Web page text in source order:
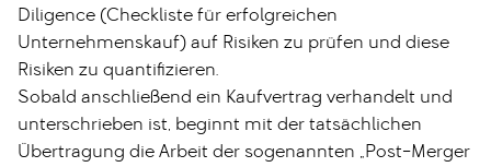
Diligence (Checkliste für erfolgreichen
Unternehmenskauf) auf Risiken zu prüfen und diese
Risiken zu quantifizieren.
Sobald anschließend ein Kaufvertrag verhandelt und
unterschrieben ist, beginnt mit der tatsächlichen
Übertragung die Arbeit der sogenannten „Post-Merger